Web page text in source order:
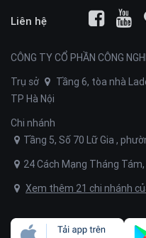
Liên hệ
CÔNG TY CỔ PHẦN CÔNG
Trụ sở
Tầng 6, tòa nhà
TP Hà Nội
Chi nhánh
Tầng 5, Số 70 Lữ Gia ,
24 Cách Mạng Tháng
Xem thêm 21 chi nhánh